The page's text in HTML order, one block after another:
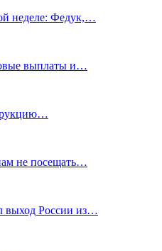
неделе: Федук,…
выплаты и…
не посещать…
выход России из…